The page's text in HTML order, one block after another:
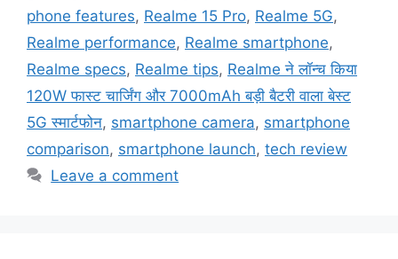
phone features, Realme 15 Pro, Realme 5G,
Realme performance, Realme smartphone,
Realme specs, Realme tips, Realme ने लॉन्च किया
120W फास्ट चार्जिंग और 7000mAh बड़ी बैटरी वाला बेस्ट
5G स्मार्टफोन, smartphone camera, smartphone
comparison, smartphone launch, tech review
Leave a comment